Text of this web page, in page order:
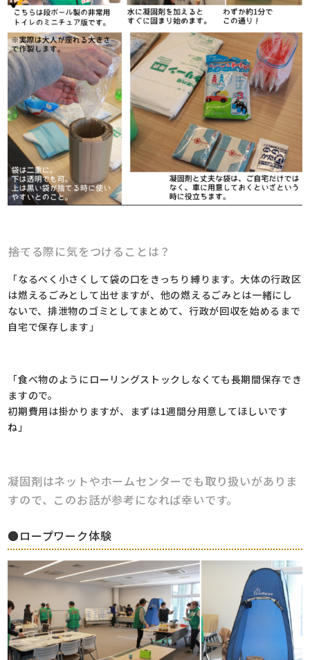
――捨てる際に気をつけることは？
「なるべく小さくして袋の口をきっちり縛ります。大体の行政区
は燃えるごみとして出せますが、他の燃えるごみとは一緒にし
ないで、排泄物のゴミとしてまとめて、行政が回収を始めるまで
自宅で保存します」
「食べ物のようにローリングストックしなくても長期間保存でき
ますので。
初期費用は掛かりますが、まずは1週間分用意してほしいです
ね」
凝固剤はネットやホームセンターでも取り扱いがありま
すので、このお話が参考になれば幸いです。
●ロープワーク体験